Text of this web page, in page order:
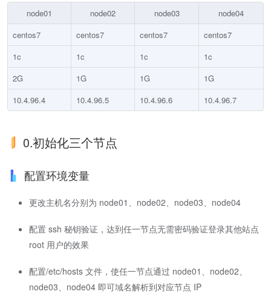
node01 node02 node03
node04
centos7
centos7 centos7
centos7
1c
1c 1c
1c
2G
1G 1G
1G
10.4.96.4
10.4.96.5 10.4.96.6 10.4.96.7
0.初始化三个节点
配置环境变量
更改主机名分别为 node01、node02、node03、node04
配置 ssh 秘钥验证，达到任一节点无需密码验证登录其他站点
root 用户的效果
配置/etc/hosts 文件，使任一节点通过 node01、node02、
node03、node04 即可域名解析到对应节点 IP